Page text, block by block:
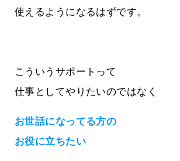
使えるようになるはずです。
こういうサポートって
仕事としてやりたいのではなく
お世話になってる方の
お役に立ちたい